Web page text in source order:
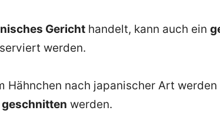
Gericht handelt, kann auch ein
werden.
Hähnchen nach japanischer Art werden
geschnitten werden.